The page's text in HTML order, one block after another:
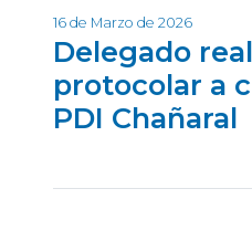
16 de Marzo de 2026
Delegado
protocolar a
PDI Chañaral